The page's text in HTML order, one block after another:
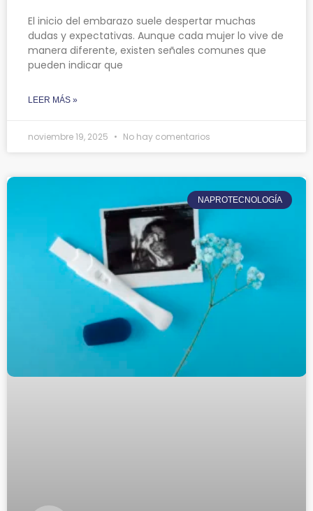
El inicio del embarazo suele despertar muchas
dudas y expectativas. Aunque cada mujer lo vive de
manera diferente, existen señales comunes que
pueden indicar que
LEER MÁS »
noviembre 19, 2025 No hay comentarios
NAPROTECNOLOGÍA